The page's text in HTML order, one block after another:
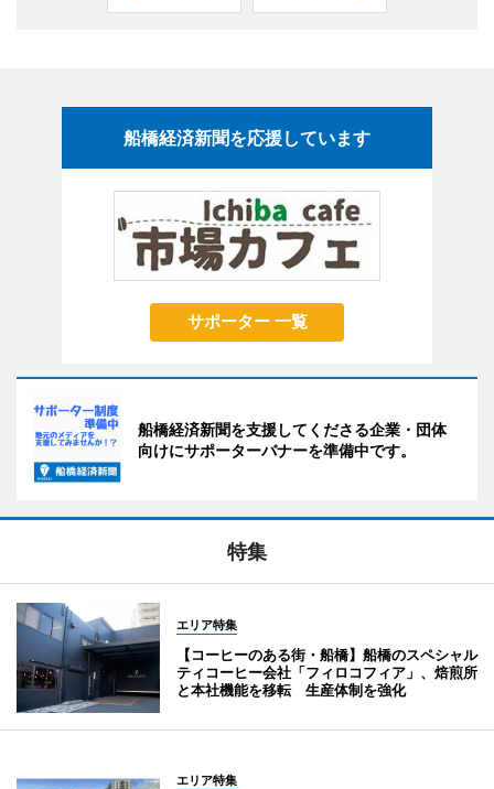
船橋経済新聞を応援しています
サポーター 一覧
船橋経済新聞を支援してくださる企業・団体
向けにサポーターバナーを準備中です。
特集
エリア特集
【コーヒーのある街・船橋】船橋のスペシャル
ティコーヒー会社「フィロコフィア」、焙煎所
と本社機能を移転 生産体制を強化
エリア特集